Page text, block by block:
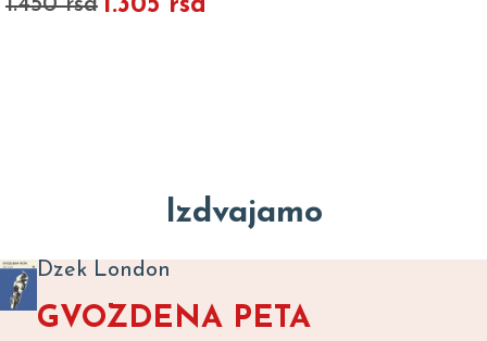
Izdvajamo
Dzek London
GVOZDENA PETA